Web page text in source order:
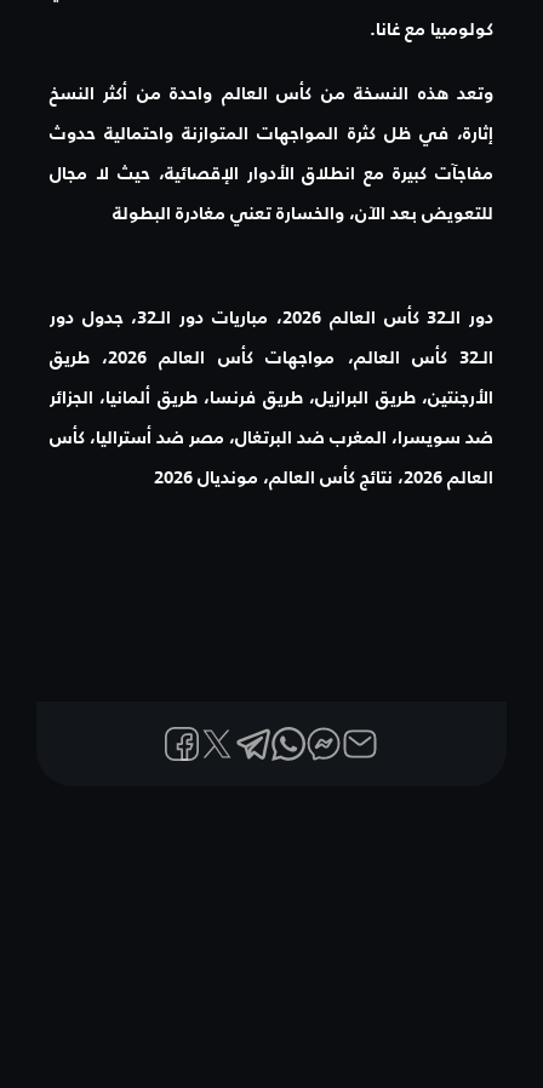
كولومبيا مع غانا.
وتعد هذه النسخة من كأس العالم واحدة من أكثر النسخ
إثارة، في ظل كثرة المواجهات المتوازنة واحتمالية حدوث
مفاجآت كبيرة مع انطلاق الأدوار الإقصائية، حيث لا مجال
للتعويض بعد الآن، والخسارة تعني مغادرة البطولة
دور الـ32 كأس العالم 2026، مباريات دور الـ32، جدول دور
الـ32 كأس العالم، مواجهات كأس العالم 2026، طريق
الأرجنتين، طريق البرازيل، طريق فرنسا، طريق ألمانيا، الجزائر
ضد سويسرا، المغرب ضد البرتغال، مصر ضد أستراليا، كأس
العالم 2026، نتائج كأس العالم، مونديال 2026